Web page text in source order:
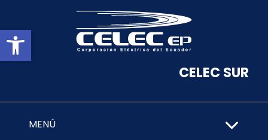
Abrir barra de herramientas
CELEC SUR
MENÚ